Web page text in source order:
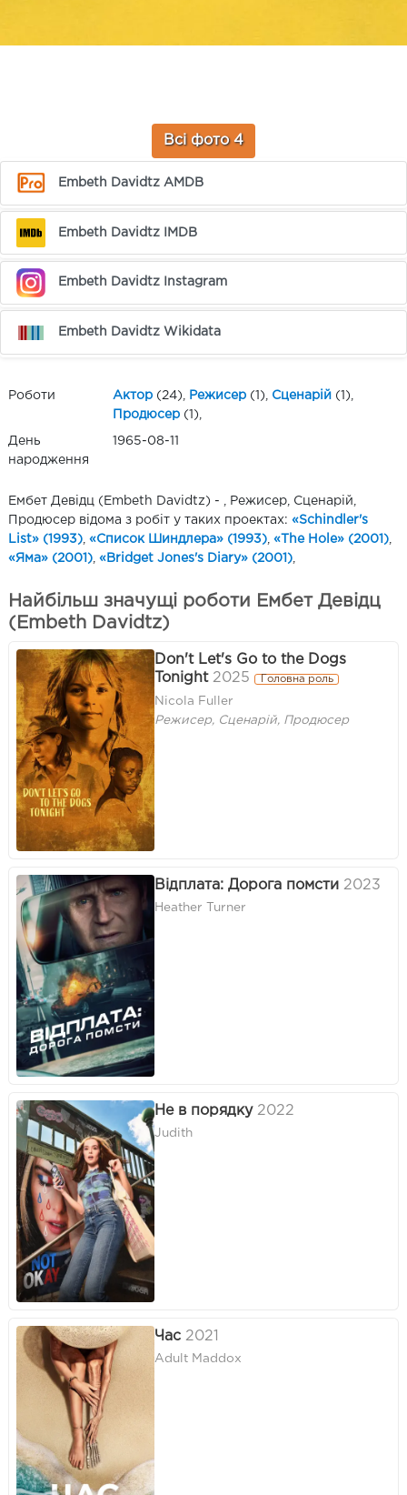
Всі фото 4
Embeth Davidtz AMDB
Embeth Davidtz IMDB
Embeth Davidtz Instagram
Embeth Davidtz Wikidata
Роботи Актор (24), Режисер (1), Сценарій (1),
Продюсер (1),
День
народження
1965-08-11
Ембет Девідц (Embeth Davidtz) - , Режисер, Сценарій,
Продюсер відома з робіт у таких проектах: «Schindler's
List» (1993) «Список Шиндлера» (1993) «The Hole» (2001)
«Яма» (2001) «Bridget Jones's Diary» (2001)
Найбільш значущі роботи Ембет Девідц
(Embeth Davidtz)
Don't Let's Go to the Dogs
Tonight 2025 Головна роль
Nicola Fuller
Режисер, Сценарій, Продюсер
Відплата: Дорога помсти 2023
Heather Turner
Не в порядку 2022
Judith
Час 2021
Adult Maddox